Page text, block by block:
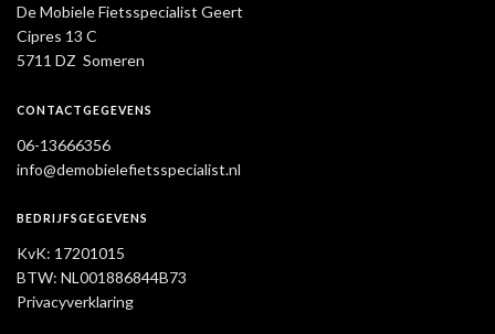
De Mobiele Fietsspecialist Geert
Cipres 13 C
5711 DZ Someren
CONTACTGEGEVENS
06-13666356
info@demobielefietsspecialist.nl
BEDRIJFSGEGEVENS
KvK: 17201015
BTW: NL001886844B73
Privacyverklaring